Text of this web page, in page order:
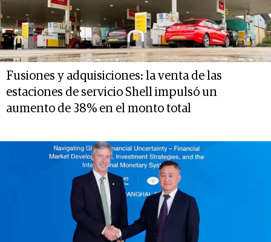
Fusiones y adquisiciones: la venta de las
estaciones de servicio Shell impulsó un
aumento de 38% en el monto total